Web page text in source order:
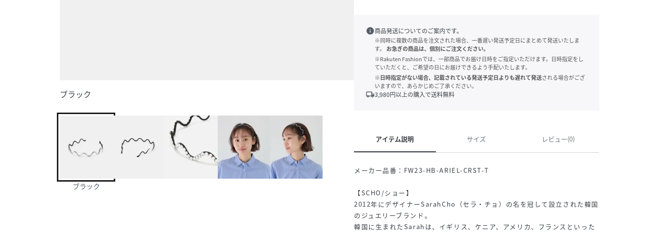
ブラック
ブラック
info商品発送についてのご案内です。
※同時に複数の商品を注文された場合、一番遅い発送予定日にまとめて発送いたしま
す。
お急ぎの商品は、個別にご注文ください。
※Rakuten Fashionでは、一部商品でお届け日時をご指定いただけます。日時指定をし
ていただくと、ご希望の日にお届けできるよう手配いたします。
※日時指定がない場合、記載されている発送予定日よりも遅れて発送される場合がござ
いますので、あらかじめご了承ください。
local_shipping3,980円以上の購入で送料無料
アイテム説明 サイズ レビュー(0)
メーカー品番：FW23-HB-ARIEL-CRST-T
【SCHO/ショー】
2012年にデザイナーSarahCho（セラ・チョ）の名を冠して設立された韓国
のジュエリーブランド。
韓国に生まれたSarahは、イギリス、ケニア、アメリカ、フランスといった